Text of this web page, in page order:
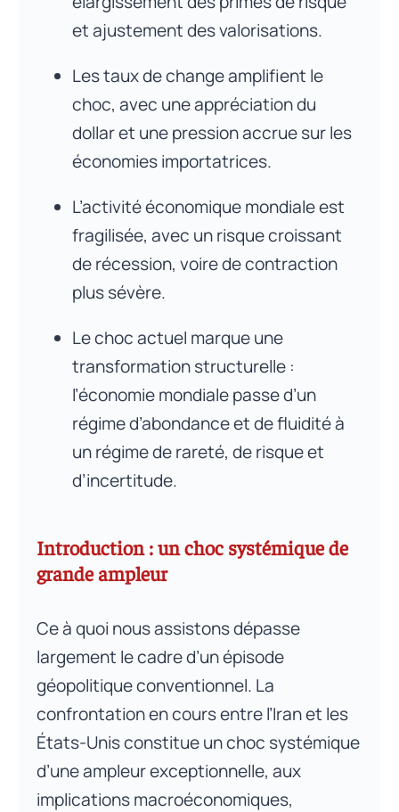
et ajustement des valorisations.
Les taux de change amplifient le
choc, avec une appréciation du
dollar et une pression accrue sur les
économies importatrices.
L’activité économique mondiale est
fragilisée, avec un risque croissant
de récession, voire de contraction
plus sévère.
Le choc actuel marque une
transformation structurelle :
l’économie mondiale passe d’un
régime d’abondance et de fluidité à
un régime de rareté, de risque et
d’incertitude.
Introduction : un choc systémique de
grande ampleur
Ce à quoi nous assistons dépasse
largement le cadre d’un épisode
géopolitique conventionnel. La
confrontation en cours entre l’Iran et les
États-Unis constitue un choc systémique
d’une ampleur exceptionnelle, aux
implications macroéconomiques,